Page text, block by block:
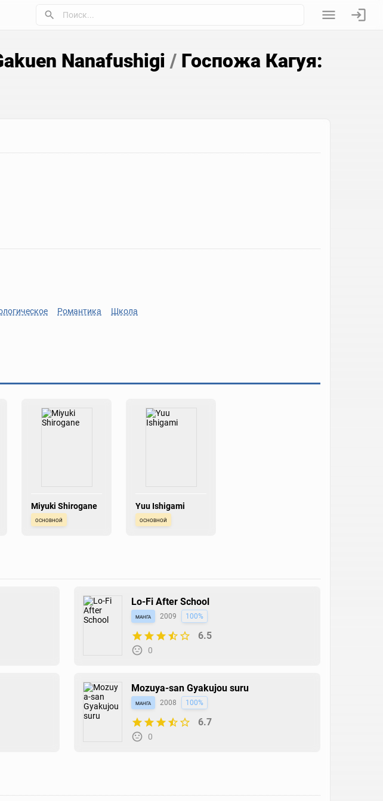
Nanafushigi / Госпожа Кагуя:
Романтика
Школа
Miyuki Shirogane
основной
Yuu Ishigami
основной
Lo-Fi After School
манга 2009 100%
6.5
0
Mozuya-san Gyakujou suru
манга 2008 100%
6.7
0